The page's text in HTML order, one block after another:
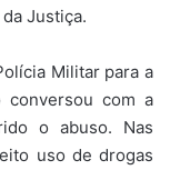
Justiça.
Militar para a
conversou com a
o abuso. Nas
uso de drogas